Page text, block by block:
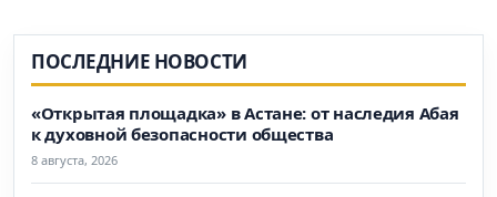
ПОСЛЕДНИЕ НОВОСТИ
«Открытая площадка» в Астане: от наследия Абая
к духовной безопасности общества
8 августа, 2026